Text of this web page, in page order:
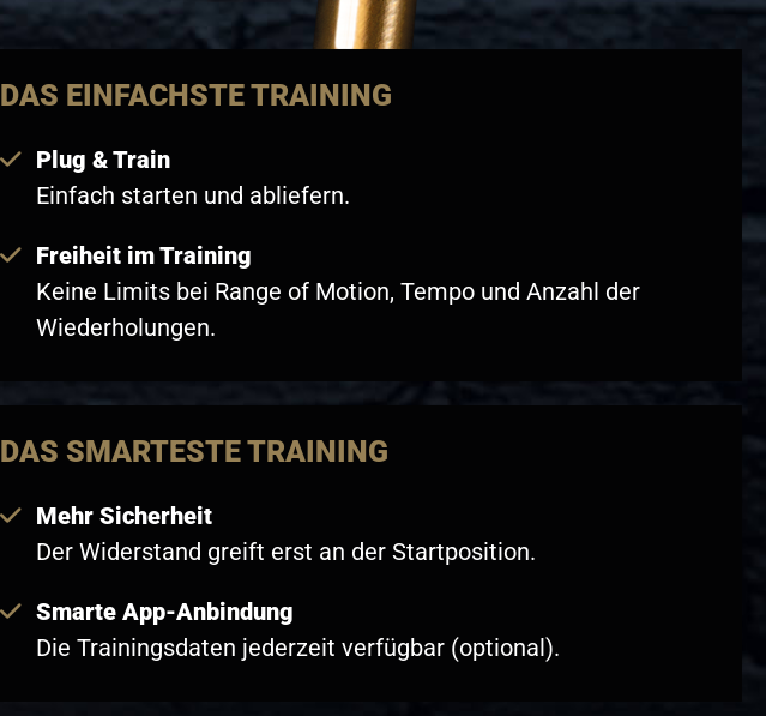
DAS EINFACHSTE TRAINING
Plug & Train
Einfach starten und abliefern.
Freiheit im Training
Keine Limits bei Range of Motion, Tempo und Anzahl der
Wiederholungen.
DAS SMARTESTE TRAINING
Mehr Sicherheit
Der Widerstand greift erst an der Startposition.
Smarte App-Anbindung
Die Trainingsdaten jederzeit verfügbar (optional).